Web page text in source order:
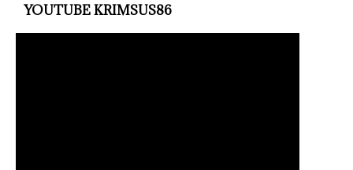
YOUTUBE KRIMSUS86